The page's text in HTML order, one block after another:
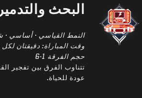
البحث والتدمير
النمط القياسي · أساسي ·
حجم الفرقة 1-6
تتناوب الفرق بين تفجير
عودة للحياة.